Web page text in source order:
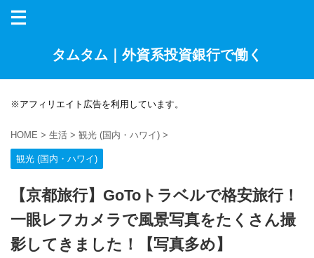
タムタム｜外資系投資銀行で働く
※アフィリエイト広告を利用しています。
HOME > 生活 > 観光 (国内・ハワイ) >
観光 (国内・ハワイ)
【京都旅行】GoToトラベルで格安旅行！
一眼レフカメラで風景写真をたくさん撮
影してきました！【写真多め】